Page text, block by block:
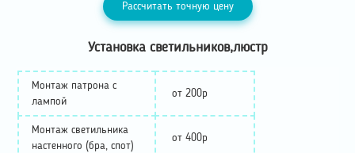
Рассчитать точную цену
Установка светильников,люстр
Монтаж патрона с
лампой
от 200р
Монтаж светильника
настенного (бра, спот)
от 400р